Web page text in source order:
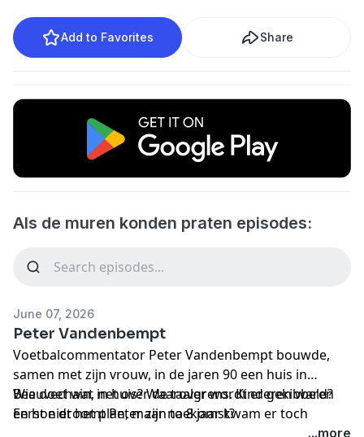
Add to Favorites Share
Als de muren konden praten episodes:
June 07, 2026
Peter Vandenbempt
Voetbalcommentator Peter Vandenbempt bouwde,
samen met zijn vrouw, in de jaren 90 een huis in
Beauvechain, net over de taalgrens. Kinderen waren
eerst niet het plan, maar na 8 jaar kwam er toch
dochter Hannah en later zoon Simon bij. De kinderen
Wie doet wat in huis? Waarover wordt er gekibbeld?
En hoe droomt Peter zijn toekomst?
...more